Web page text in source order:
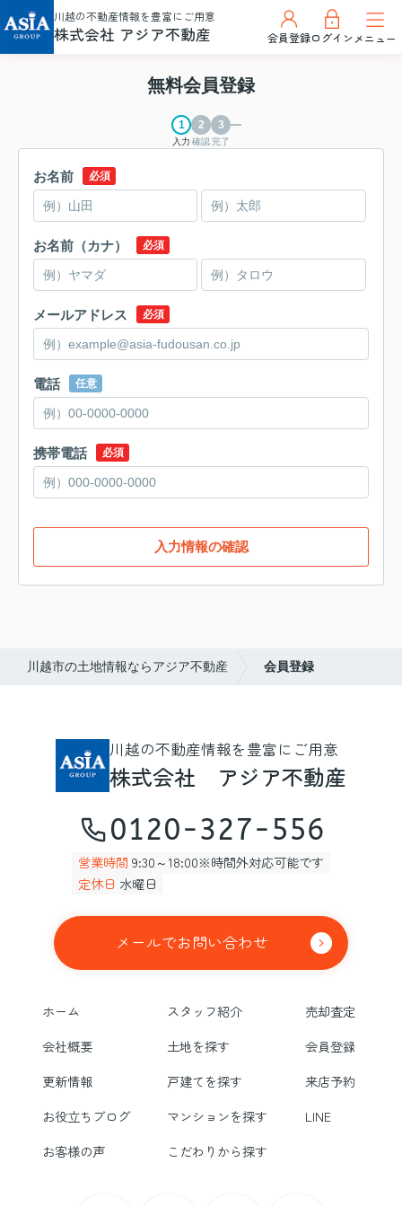
川越の不動産情報を豊富にご用意
株式会社 アジア不動産 会員登録ログインメニュー
無料会員登録
入力 確認完了
お名前 必須
お名前（カナ） 必須
メールアドレス 必須
電話 任意
携帯電話 必須
入力情報の確認
川越市の土地情報ならアジア不動産 会員登録
川越の不動産情報を豊富にご用意
株式会社 アジア不動産
0120-327-556
営業時間 9:30～18:00※時間外対応可能です
定休日 水曜日
メールでお問い合わせ
ホーム スタッフ紹介
売却査定
会社概要
土地を探す
会員登録
更新情報
戸建てを探す
来店予約
お役立ちブログ
マンションを探す
LINE
お客様の声
こだわりから探す